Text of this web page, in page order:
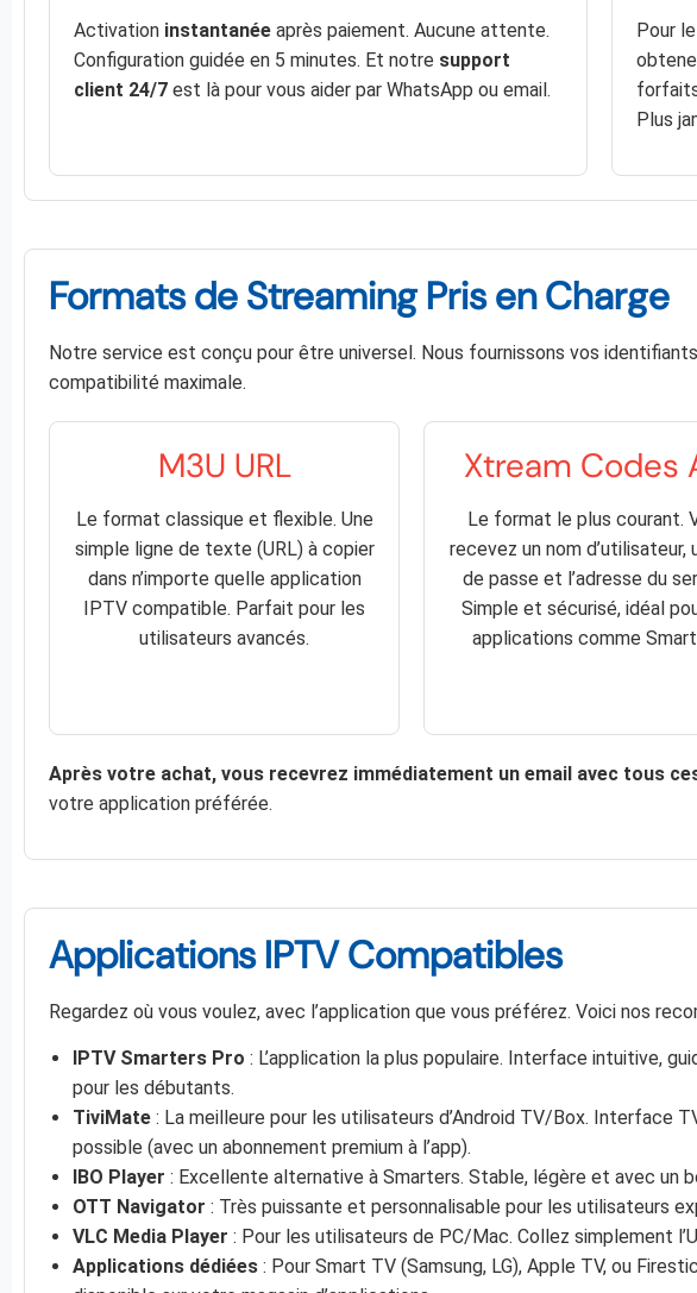
Activation instantanée après paiement. Aucune attente.
Configuration guidée en 5 minutes. Et notre support
client 24/7 est là pour vous aider par WhatsApp ou email.
Pour
Plus
Formats de Streaming Pris en Charge
Notre service est conçu pour être universel. Nous fournissons vos
compatibilité maximale.
M3U URL
Le format classique et flexible. Une
simple ligne de texte (URL) à copier
dans n’importe quelle application
IPTV compatible. Parfait pour les
utilisateurs avancés.
Xtream Codes
Le format le plus courant.
recevez un nom d’utilisateur,
de passe et l’adresse du
Simple et sécurisé, idéal
applications comme
Après votre achat, vous recevrez immédiatement un email avec tous
votre application préférée.
Applications IPTV Compatibles
Regardez où vous voulez, avec l’application que vous préférez. Voici nos
IPTV Smarters Pro : L’application la plus populaire. Interface intuitive,
pour les débutants.
TiviMate : La meilleure pour les utilisateurs d’Android TV/Box. Interface
possible (avec un abonnement premium à l’app).
IBO Player : Excellente alternative à Smarters. Stable, légère et avec un
OTT Navigator : Très puissante et personnalisable pour les utilisateurs
VLC Media Player : Pour les utilisateurs de PC/Mac. Collez simplement
Applications dédiées : Pour Smart TV (Samsung, LG), Apple TV, ou